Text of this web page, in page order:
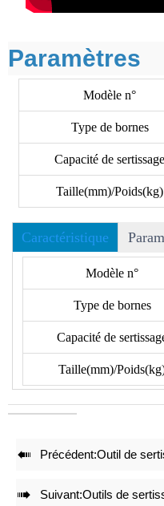
Paramètres
Modèle n°
Type de bornes
Capacité de sertissage
Taille(mm)/Poids(kg)
Caractéristique
Modèle n°
Type de bornes
Capacité de
Taille(mm)/
• Plus de 40 matrices
les matrices OEM.
• Les formats suivants
vérifier le type de borne
• Réduction de 50% de
• Des jeux de matrices de
effet de sertissage de haute
• Ajustement précis avant
 Précédent:Outil de
 Suivant:Outils de